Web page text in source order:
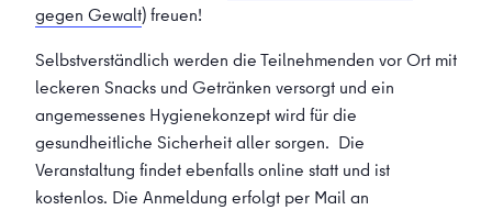
gegen Gewalt) freuen!
Selbstverständlich werden die Teilnehmenden vor Ort mit
leckeren Snacks und Getränken versorgt und ein
angemessenes Hygienekonzept wird für die
gesundheitliche Sicherheit aller sorgen. Die
Veranstaltung findet ebenfalls online statt und ist
kostenlos. Die Anmeldung erfolgt per Mail an